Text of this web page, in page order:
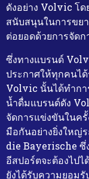
ดังอย่าง Volvic โด
สนับสนุนในการขยา
ต่อยอดด้วยการจัด
ซึ่งทางแบรนด์
ประกาศให้ทุกคนได้
Volvic นั้นได้ทำกา
น้ำดื่มแบรนด์ดัง
จัดการแข่งขันในค
มือกันอย่างยิ่งใหญ่
die Bayerische ซึ่
อีสปอร์ตจะต้องไป
ยังได้รับความยอม